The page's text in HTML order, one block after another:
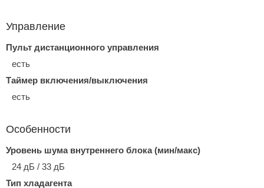
Управление
Пульт дистанционного управления
есть
Таймер включения/выключения
есть
Особенности
Уровень шума внутреннего блока (мин/макс)
24 дБ / 33 дБ
Тип хладагента